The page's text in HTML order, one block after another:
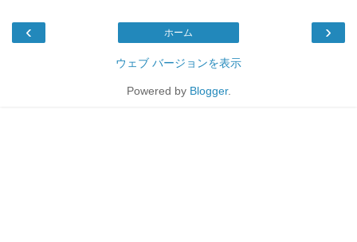
‹ ›
ホーム
ウェブ バージョンを表示
Powered by Blogger.